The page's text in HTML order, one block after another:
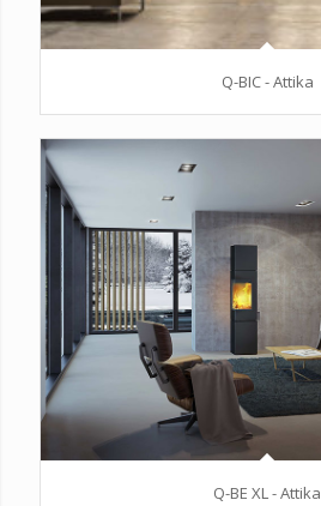
Q-BIC - Attika
Q-BE XL - Attika